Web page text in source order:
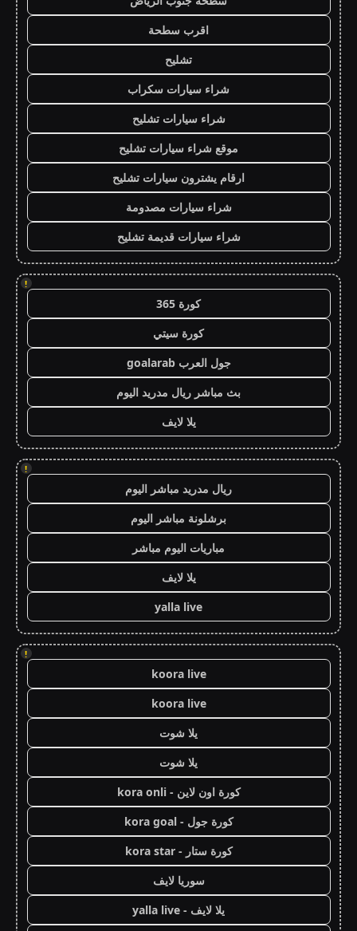
اقرب سطحة
تشليح
شراء سيارات سكراب
شراء سيارات تشليح
موقع شراء سيارات تشليح
ارقام يشترون سيارات تشليح
شراء سيارات مصدومة
شراء سيارات قديمة تشليح
!
كورة 365
كورة سيتي
جول العرب goalarab
بث مباشر ريال مدريد اليوم
يلا لايف
!
ريال مدريد مباشر اليوم
برشلونة مباشر اليوم
مباريات اليوم مباشر
يلا لايف
yalla live
!
koora live
koora live
يلا شوت
يلا شوت
كورة اون لاين - kora onli
كورة جول - kora goal
كورة ستار - kora star
سوريا لايف
يلا لايف - yalla live